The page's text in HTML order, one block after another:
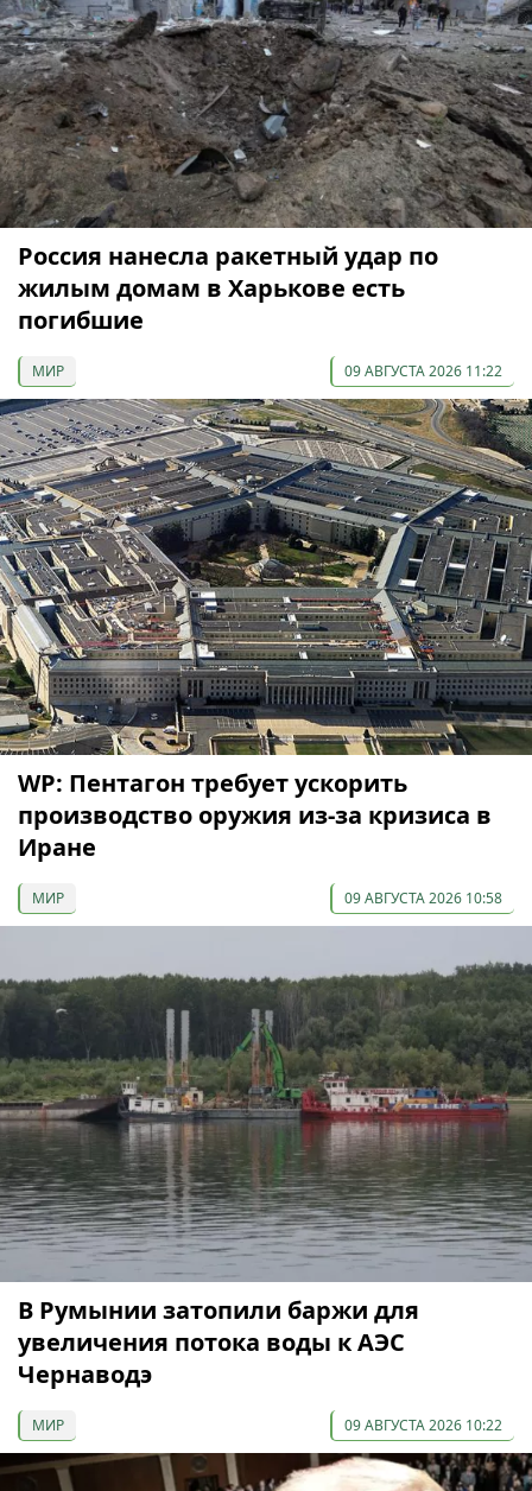
Россия нанесла ракетный удар по
жилым домам в Харькове есть
погибшие
МИР 09 АВГУСТА 2026 11:22
WP: Пентагон требует ускорить
производство оружия из-за кризиса в
Иране
МИР 09 АВГУСТА 2026 10:58
В Румынии затопили баржи для
увеличения потока воды к АЭС
Чернаводэ
МИР 09 АВГУСТА 2026 10:22